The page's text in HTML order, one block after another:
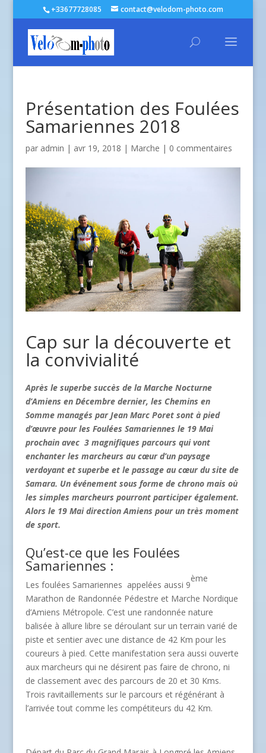
+33677728085 contact@velodom-photo.com
Présentation des Foulées
Samariennes 2018
par admin | avr 19, 2018 | Marche | 0 commentaires
Cap sur la découverte et
la convivialité
Après le superbe succès de la Marche Nocturne
d’Amiens en Décembre dernier, les Chemins en
Somme managés par Jean Marc Poret sont à pied
d’œuvre pour les Foulées Samariennes le 19 Mai
prochain avec 3 magnifiques parcours qui vont
enchanter les marcheurs au cœur d’un paysage
verdoyant et superbe et le passage au cœur du site de
Samara. Un événement sous forme de chrono mais où
les simples marcheurs pourront participer également.
Alors le 19 Mai direction Amiens pour un très moment
de sport.
Qu’est-ce que les Foulées
Samariennes :
Les foulées Samariennes appelées aussi 9
ème
Marathon de Randonnée Pédestre et Marche Nordique
d’Amiens Métropole. C’est une randonnée nature
balisée à allure libre se déroulant sur un terrain varié de
piste et sentier avec une distance de 42 Km pour les
coureurs à pied. Cette manifestation sera aussi ouverte
aux marcheurs qui ne désirent pas faire de chrono, ni
de classement avec des parcours de 20 et 30 Kms.
Trois ravitaillements sur le parcours et régénérant à
l’arrivée tout comme les compétiteurs du 42 Km.